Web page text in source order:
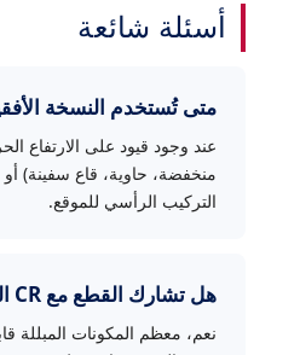
أسئلة شائعة
متى تُستخدم النسخة
عند وجود قيود على الارتفاع
منخفضة، حاوية، قاع سفينة)
التركيب الرأسي للموقع.
هل تشارك القطع مع CR الرأسية؟